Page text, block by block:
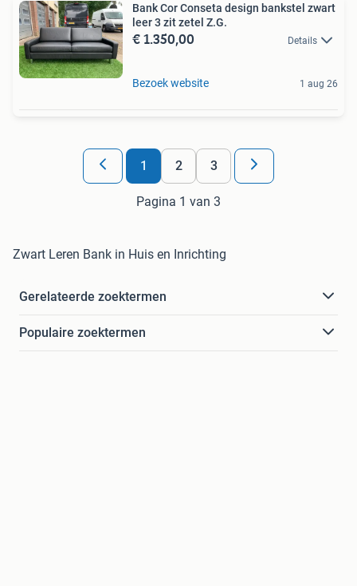
Bank Cor Conseta design bankstel zwart
leer 3 zit zetel Z.G.
€ 1.350,00 Details
Bezoek website 1 aug 26
1 2 3
Pagina 1 van 3
Zwart Leren Bank in Huis en Inrichting
Gerelateerde zoektermen
Populaire zoektermen